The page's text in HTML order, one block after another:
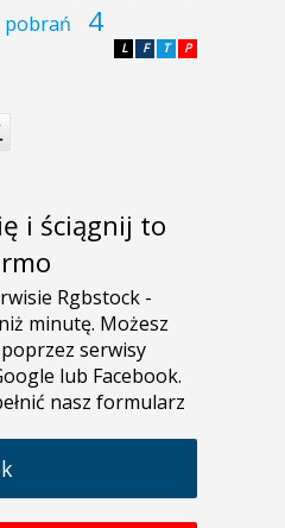
pobrań 4
P
T
F
L
i ściągnij to